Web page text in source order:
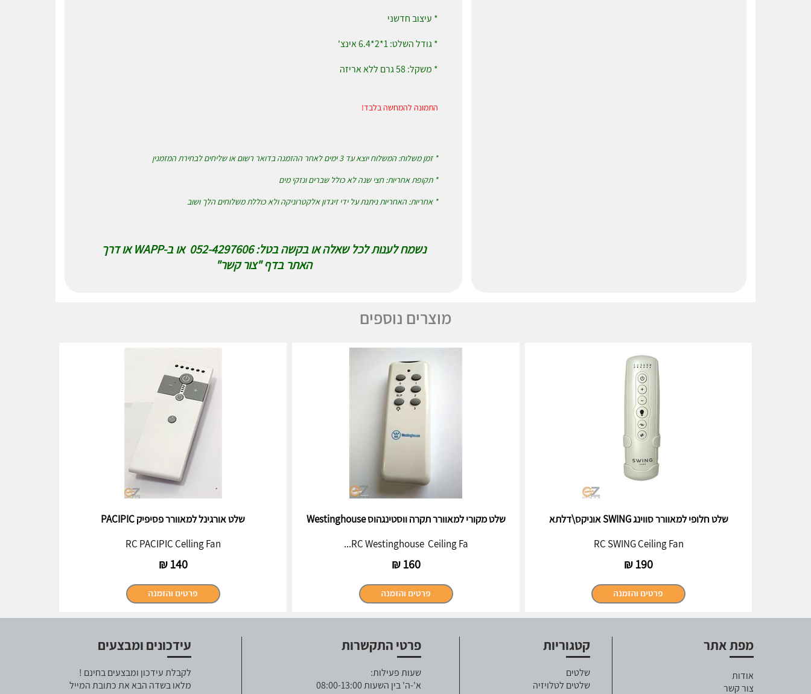
* עיצוב חדשני
* גודל השלט: 1*2*6.4 אינצ'
* משקל: 58 גרם ללא אריזה
התמונה להמחשה בלבד!
* זמן משלוח: המשלוח יוצא עד 3 ימים לאחר ההזמנה בדואר רשום או שליחים לבחירת המזמנין
* תקופת אחריות: חצי שנה לא כולל שברים ונזקי מים
* אחריות: האחריות ניתנת על ידי זיגדון אלקטרוניקה ולא כוללת משלוחים הלך ושוב
נשמח לענות לכל שאלה או בקשה בטל: 052-4297606 או ב-WAPP או דרך
האתר בדף "צור קשר"
מוצרים נוספים
שלט חלופי למאוורר סווינג SWING אוניקס\דלתא
RC SWING Ceiling Fan
190
₪
שלט מקורי למאוורר תקרה ווסטינגהוס Westinghouse
RC Westinghouse Ceiling Fa...
160
₪
שלט אורגינל למאוורר פסיפיק PACIPIC
RC PACIPIC Celling Fan
140
₪
מפת אתר
אודות
צור קשר
קטגוריות
שלטים
שלטים לטלויזיה
פרטי התקשרות
שעות פעילות:
א'-ה' בין השעות 08:00-13:00
עידכונים ומבצעים
לקבלת עידכון ומבצעים בחינם !
מלאו בשדה הבא את כתובת המייל